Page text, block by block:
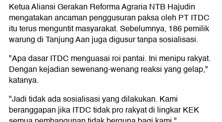
Ketua Aliansi Gerakan Reforma Agraria NTB Hajudin
mengatakan ancaman penggusuran paksa oleh PT ITDC
itu terus menguntit masyarakat. Sebelumnya, 186 pemilik
warung di Tanjung Aan juga digusur tanpa sosialisasi.
"Apa dasar ITDC menguasai roi pantai. Ini menipu rakyat.
Dengan kejadian sewenang-wenang reaksi yang gelap,"
katanya.
"Jadi tidak ada sosialisasi yang dilakukan. Kami
beranggapan jika ITDC tidak pro rakyat di lingkar KEK